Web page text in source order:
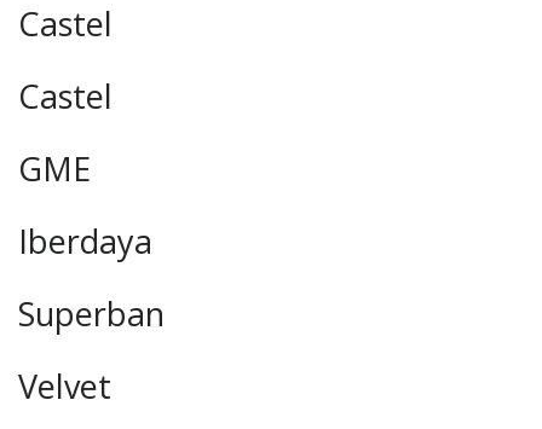
Castel
Castel
GME
Iberdaya
Superban
Velvet